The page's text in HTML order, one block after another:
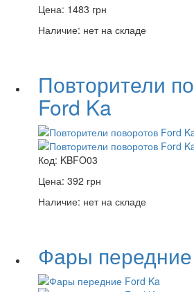
Цена: 1483 грн
Наличие: нет на складе
Повторители
Ford Ka
Код: KBFO03
Цена: 392 грн
Наличие: нет на складе
Фары